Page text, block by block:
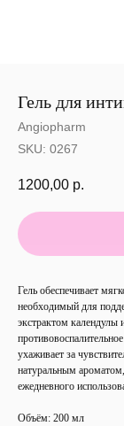
Гель для
Angiopharm
SKU: 0267
1200,00 р.
Гель обеспечивает
необходимый для
экстрактом
ухаживает за
натуральным
ежедневного
Объём: 200 мл